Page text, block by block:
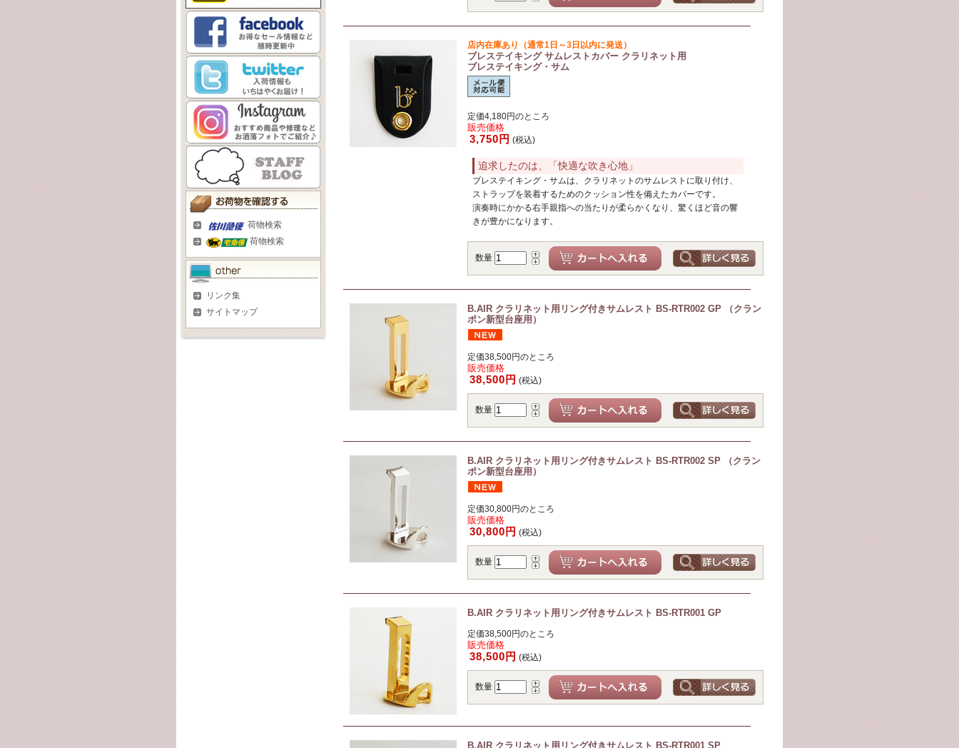
荷物検索
荷物検索
リンク集
サイトマップ
店内在庫あり（通常1日～3日以内に発送）
ブレステイキング サムレストカバー クラリネット用
ブレステイキング・サム
定価4,180円のところ
販売価格
3,750円 (税込)
追求したのは、「快適な吹き心地」
ブレステイキング・サムは、クラリネットのサムレストに取り付け、
ストラップを装着するためのクッション性を備えたカバーです。
演奏時にかかる右手親指への当たりが柔らかくなり、驚くほど音の響
きが豊かになります。
数量
B.AIR クラリネット用リング付きサムレスト BS-RTR002 GP （クラン
ポン新型台座用）
定価38,500円のところ
販売価格
38,500円 (税込)
数量
B.AIR クラリネット用リング付きサムレスト BS-RTR002 SP （クラン
ポン新型台座用）
定価30,800円のところ
販売価格
30,800円 (税込)
数量
B.AIR クラリネット用リング付きサムレスト BS-RTR001 GP
定価38,500円のところ
販売価格
38,500円 (税込)
数量
B.AIR クラリネット用リング付きサムレスト BS-RTR001 SP